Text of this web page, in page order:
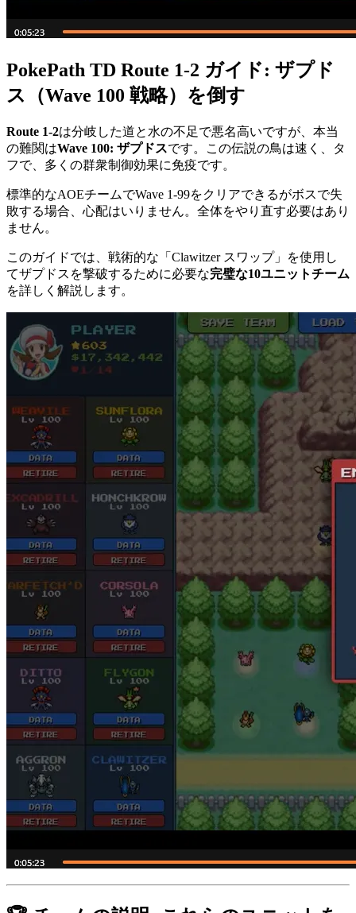
PokePath TD Route 1-2 ガイド: ザプド
ス（Wave 100 戦略）を倒す
Route 1-2は分岐した道と水の不足で悪名高いですが、本当
の難関はWave 100: ザプドスです。この伝説の鳥は速く、タ
フで、多くの群衆制御効果に免疫です。
標準的なAOEチームでWave 1-99をクリアできるがボスで失
敗する場合、心配はいりません。全体をやり直す必要はあり
ません。
このガイドでは、戦術的な「Clawitzer スワップ」を使用し
てザプドスを撃破するために必要な完璧な10ユニットチーム
を詳しく解説します。